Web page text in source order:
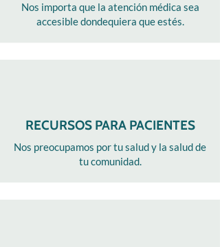
Nos importa que la atención médica sea
accesible dondequiera que estés.
RECURSOS PARA PACIENTES
Nos preocupamos por tu salud y la salud de
tu comunidad.